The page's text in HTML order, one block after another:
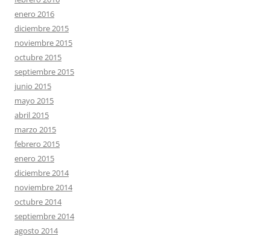
enero 2016
diciembre 2015
noviembre 2015
octubre 2015
septiembre 2015
junio 2015
mayo 2015
abril 2015
marzo 2015
febrero 2015
enero 2015
diciembre 2014
noviembre 2014
octubre 2014
septiembre 2014
agosto 2014